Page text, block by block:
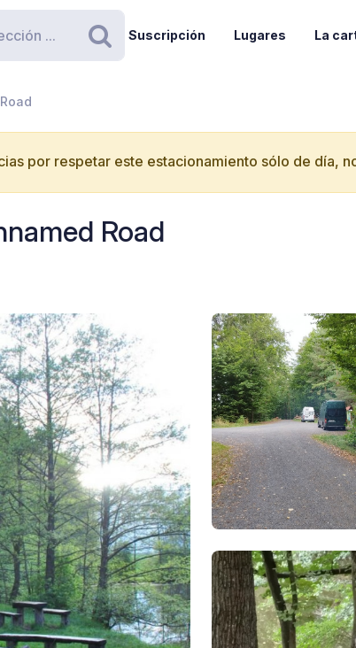
Buscar
Suscripción Lugares La
por respetar este estacionamiento sólo de día,
Road